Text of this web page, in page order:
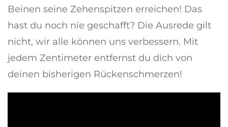
Beinen seine Zehenspitzen erreichen! Das
hast du noch nie geschafft? Die Ausrede gilt
nicht, wir alle können uns verbessern. Mit
jedem Zentimeter entfernst du dich von
deinen bisherigen Rückenschmerzen!